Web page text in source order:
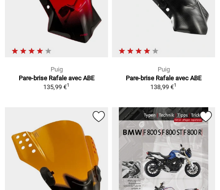
Puig
Pare-brise Rafale avec ABE
135,99 €1
Puig
Pare-brise Rafale avec ABE
138,99 €1